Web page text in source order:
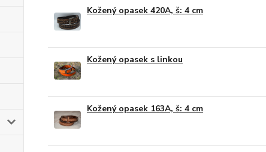
Kožený opasek 420A, š: 4 cm
Kožený opasek s linkou
Kožený opasek 163A, š: 4 cm